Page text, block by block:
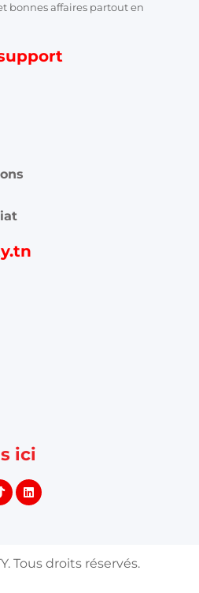
bonnes affaires partout en
ici
Tous droits réservés.